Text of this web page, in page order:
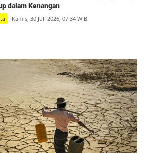
dalam Kenangan
Kamis, 30 Juli 2026, 07:34 WIB